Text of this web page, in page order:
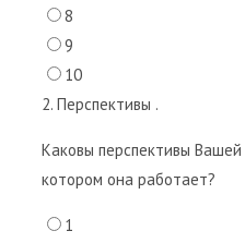
8
9
10
2. Перспективы .
Каковы перспективы
котором она работает?
1